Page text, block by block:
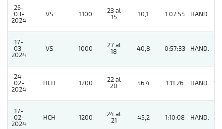
25-
03-
2024
VS 1100
23 al
15
10,1 1:07:55 HAND.
17-
03-
2024
VS 1000
27 al
18
40,8 0:57:33 HAND.
24-
02-
2024
HCH 1200
22 al
20
56,4 1:11:26 HAND. 13
17-
02-
2024
HCH 1200
24 al
21
45,2 1:10:08 HAND. 12